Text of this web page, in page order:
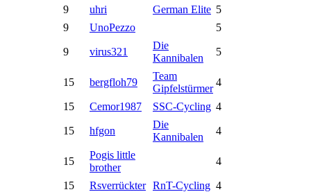
9 uhri German Elite 5
9
UnoPezzo 5
9 virus321
Die
Kannibalen
5
15 bergfloh79
Team
Gipfelstürmer
4
15 Cemor1987 SSC-Cycling 4
15 hfgon
Die
Kannibalen
4
15
Pogis little
brother
4
15 Rsverrückter RnT-Cycling 4